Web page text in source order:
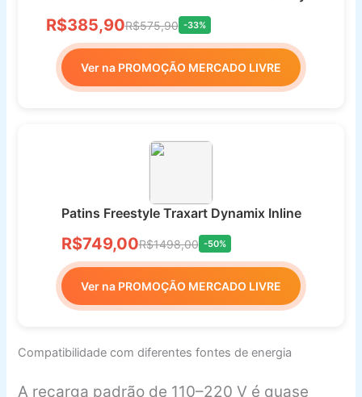
R$385,90R$575,90 -33%
Ver na PROMOÇÃO MERCADO LIVRE
Patins Freestyle Traxart Dynamix Inline
R$749,00R$1498,00 -50%
Ver na PROMOÇÃO MERCADO LIVRE
Compatibilidade com diferentes fontes de energia
A recarga padrão de 110–220 V é quase